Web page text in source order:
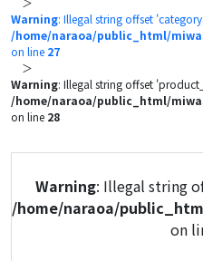
Warning: Illegal string offset
/home/naraoa/public_html/
on line 27
＞
Warning: Illegal string offset
/home/naraoa/public_html/
on line 28
Warning: Illegal string
/home/naraoa/
on